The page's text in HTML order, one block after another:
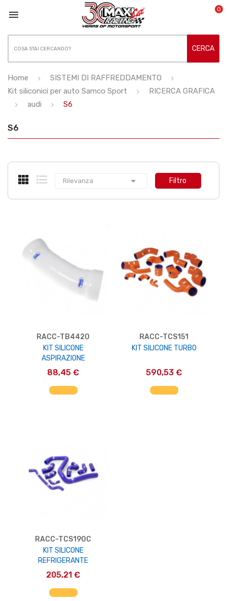
 0
CERCA
Home
SISTEMI DI RAFFREDDAMENTO
Kit siliconici per auto Samco Sport
RICERCA GRAFICA
audi
S6
S6
Rilevanza  Filtro
RACC-TB4420
KIT SILICONE
ASPIRAZIONE
88,45 €
AGGIUNGI AL CARRELLO
RACC-TCS151
KIT SILICONE TURBO
590,53 €
AGGIUNGI AL CARRELLO
RACC-TCS190C
KIT SILICONE
REFRIGERANTE
205,21 €
AGGIUNGI AL CARRELLO